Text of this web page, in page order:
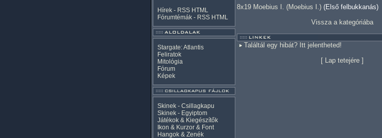
Hírek - RSS HTML
Fórumtémák - RSS HTML
Stargate: Atlantis
Feliratok
Mitológia
Fórum
Képek
Skinek - Csillagkapu
Skinek - Egyiptom
Játékok & Kiegészítők
Ikon & Kurzor & Font
Hangok & Zenék
8x19 Moebius I. (Moebius I.) (Első felbukkanás)
Vissza a kategóriába
Találtál egy hibát? Itt jelentheted!
[ Lap tetejére]